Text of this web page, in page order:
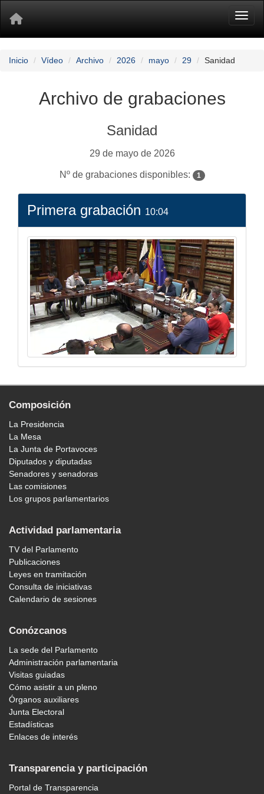
Inicio Vídeo Archivo 2026 mayo 29 Sanidad
Archivo de grabaciones
Sanidad
29 de mayo de 2026
Nº de grabaciones disponibles: 1
Primera grabación 10:04
Composición
La Presidencia
La Mesa
La Junta de Portavoces
Diputados y diputadas
Senadores y senadoras
Las comisiones
Los grupos parlamentarios
Actividad parlamentaria
TV del Parlamento
Publicaciones
Leyes en tramitación
Consulta de iniciativas
Calendario de sesiones
Conózcanos
La sede del Parlamento
Administración parlamentaria
Visitas guiadas
Cómo asistir a un pleno
Órganos auxiliares
Junta Electoral
Estadísticas
Enlaces de interés
Transparencia y participación
Portal de Transparencia